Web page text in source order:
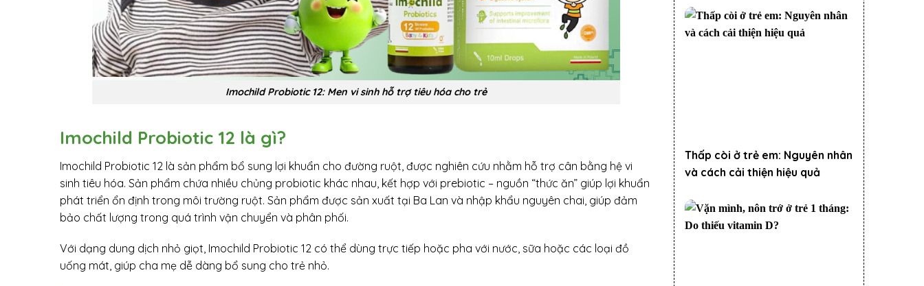
Imochild Probiotic 12: Men vi sinh hỗ trợ tiêu hóa cho trẻ
Imochild Probiotic 12 là gì?
Imochild Probiotic 12 là sản phẩm bổ sung lợi khuẩn cho đường ruột, được nghiên cứu nhằm hỗ trợ cân bằng hệ vi
sinh tiêu hóa. Sản phẩm chứa nhiều chủng probiotic khác nhau, kết hợp với prebiotic – nguồn “thức ăn” giúp lợi khuẩn
phát triển ổn định trong môi trường ruột. Sản phẩm được sản xuất tại Ba Lan và nhập khẩu nguyên chai, giúp đảm
bảo chất lượng trong quá trình vận chuyển và phân phối.
Với dạng dung dịch nhỏ giọt, Imochild Probiotic 12 có thể dùng trực tiếp hoặc pha với nước, sữa hoặc các loại đồ
uống mát, giúp cha mẹ dễ dàng bổ sung cho trẻ nhỏ.
Thấp còi ở trẻ em: Nguyên nhân
và cách cải thiện hiệu quả